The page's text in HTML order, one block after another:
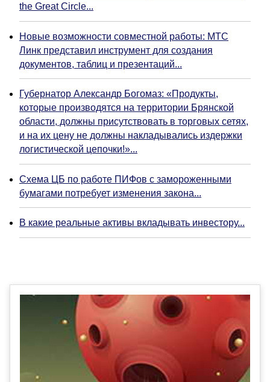
the Great Circle...
Новые возможности совместной работы: МТС
Линк представил инструмент для создания
документов, таблиц и презентаций...
Губернатор Александр Богомаз: «Продукты,
которые производятся на территории Брянской
области, должны присутствовать в торговых сетях,
и на их цену не должны накладывались издержки
логистической цепочки!»...
Схема ЦБ по работе ПИФов с замороженными
бумагами потребует изменения закона...
В какие реальные активы вкладывать инвестору...